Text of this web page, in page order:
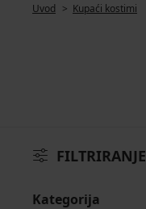
Uvod Kupaći kostimi
FILTRIRANJE
Kategorija